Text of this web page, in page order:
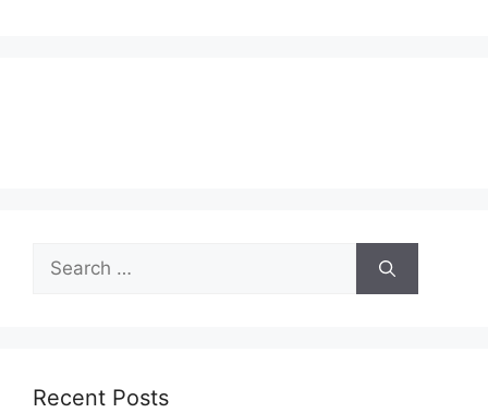
Search
for:
Recent Posts